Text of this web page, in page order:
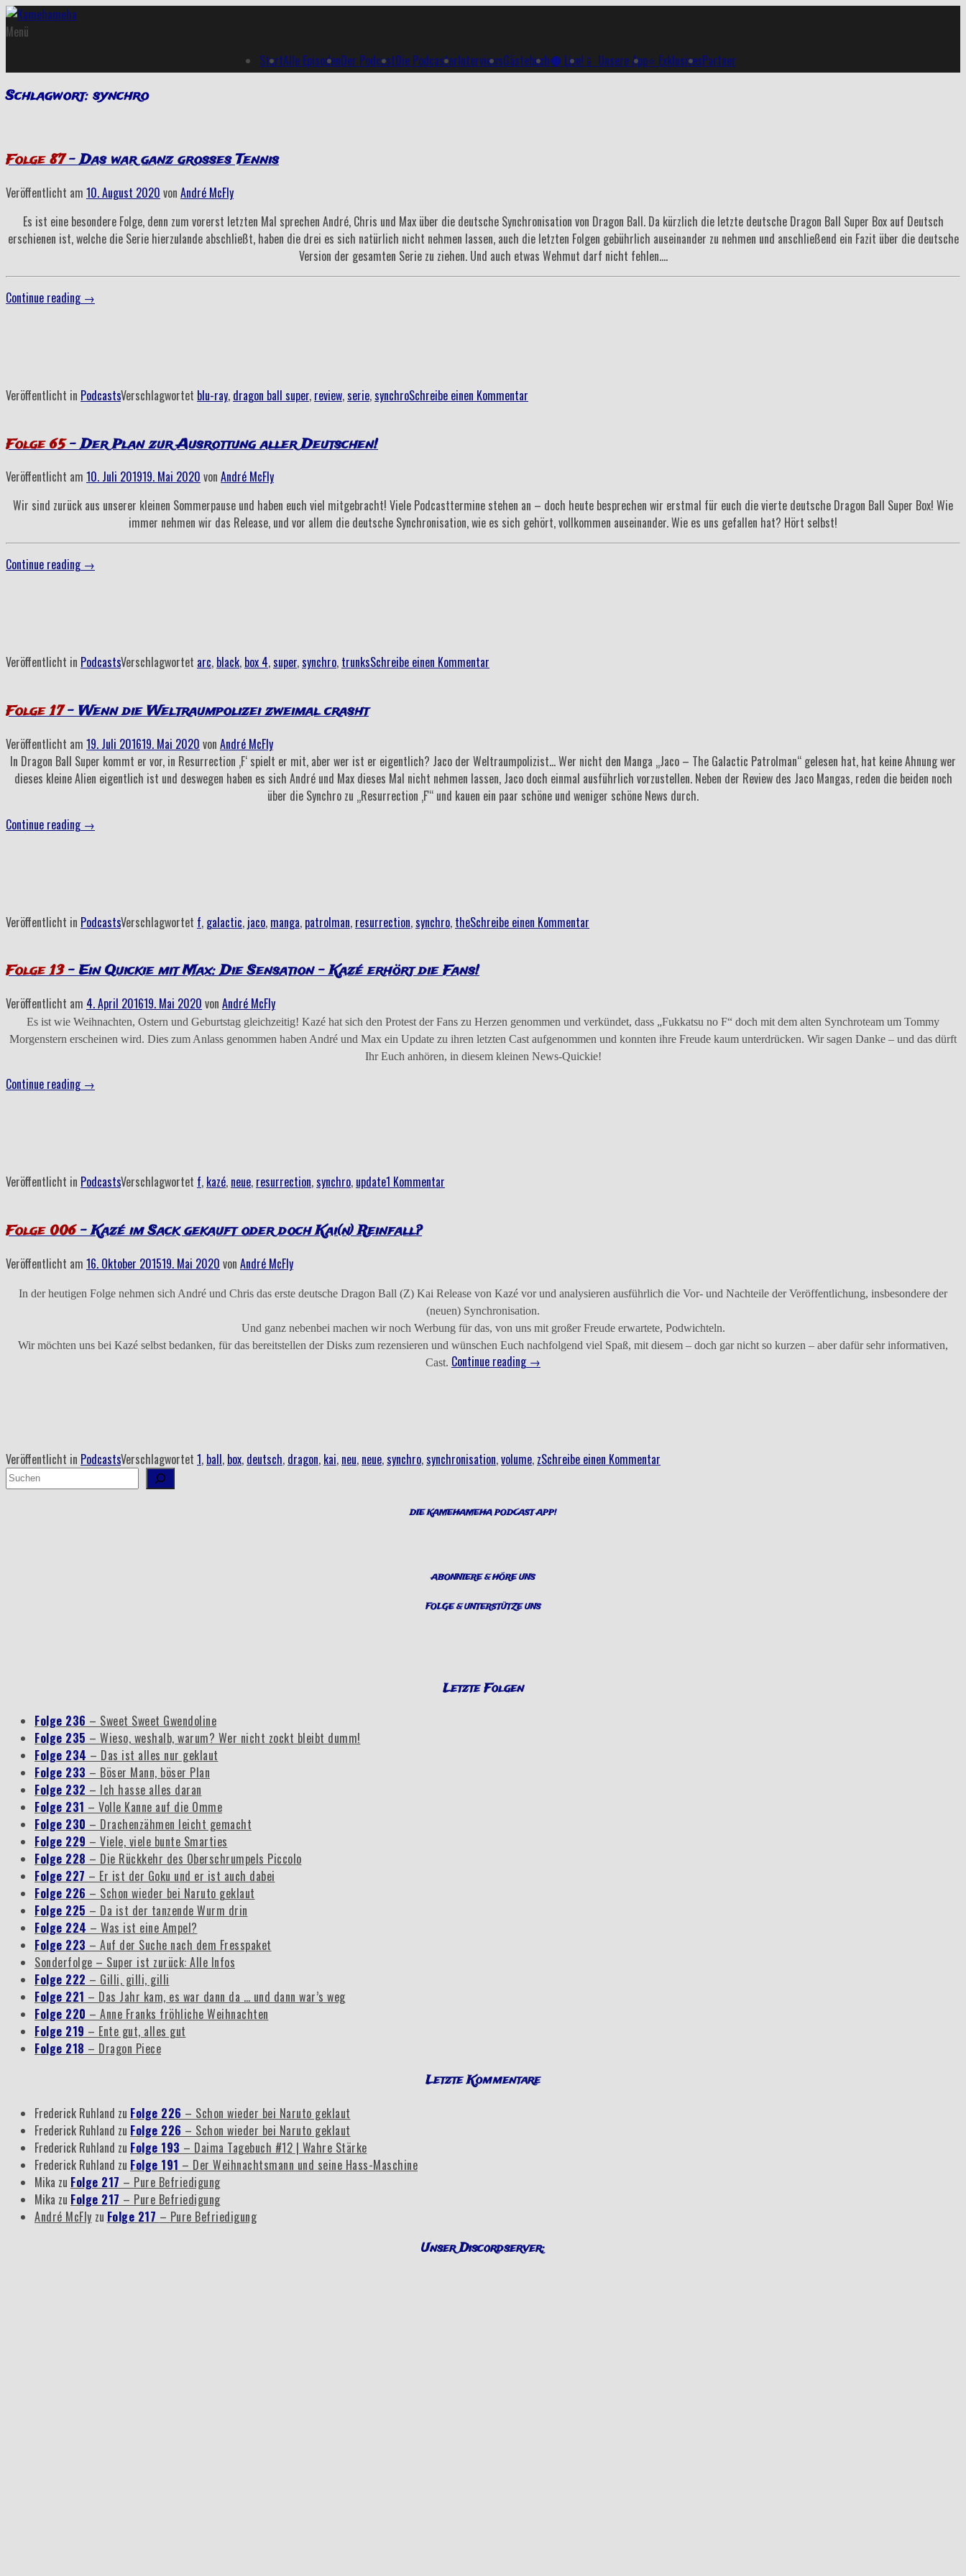
Menü
StartAlle EpisodenDer PodcastDie PodcasterInterviewsGästebuch🔴 Live! 📱 Unsere App⭐ ExklusivesPartner
Schlagwort: synchro
Folge 87– Das war ganz großes Tennis
Veröffentlicht am 10. August 2020 von André McFly
Es ist eine besondere Folge, denn zum vorerst letzten Mal sprechen André, Chris und Max über die deutsche Synchronisation von Dragon Ball. Da kürzlich die letzte deutsche Dragon Ball Super Box auf Deutsch
erschienen ist, welche die Serie hierzulande abschließt, haben die drei es sich natürlich nicht nehmen lassen, auch die letzten Folgen gebührlich auseinander zu nehmen und anschließend ein Fazit über die deutsche
Version der gesamten Serie zu ziehen. Und auch etwas Wehmut darf nicht fehlen….
Continue reading „Folge
großes
→
Veröffentlicht in PodcastsVerschlagwortet blu-ray, dragon ball super, review,serie,synchroSchreibe einen Kommentar
Folge 65– Der Plan zur Ausrottung aller Deutschen!
Veröffentlicht am 10. Juli 201919. Mai 2020 von André McFly
Wir sind zurück aus unserer kleinen Sommerpause und haben euch viel mitgebracht! Viele Podcasttermine stehen an – doch heute besprechen wir erstmal für euch die vierte deutsche Dragon Ball Super Box! Wie
immer nehmen wir das Release, und vor allem die deutsche Synchronisation, wie es sich gehört, vollkommen auseinander. Wie es uns gefallen hat? Hört selbst!
Continue reading „Folge
Ausrottung
Deutschen!“
→
Veröffentlicht in PodcastsVerschlagwortet arc, black, box 4,super,synchro, trunksSchreibe einen Kommentar
Folge 17– Wenn die Weltraumpolizei zweimal crasht
Veröffentlicht am 19. Juli 201619. Mai 2020 von André McFly
In Dragon Ball Super kommt er vor, in Resurrection ‚F‘ spielt er mit, aber wer ist er eigentlich? Jaco der Weltraumpolizist… Wer nicht den Manga „Jaco – The Galactic Patrolman“ gelesen hat, hat keine Ahnung wer
dieses kleine Alien eigentlich ist und deswegen haben es sich André und Max dieses Mal nicht nehmen lassen, Jaco doch einmal ausführlich vorzustellen. Neben der Review des Jaco Mangas, reden die beiden noch
über die Synchro zu „Resurrection ‚F'“ und kauen ein paar schöne und weniger schöne News durch.
Continue reading „Folge
zweimal
→
Veröffentlicht in PodcastsVerschlagwortet f, galactic, jaco, manga, patrolman, resurrection,synchro, theSchreibe einen Kommentar
Folge 13– Ein Quickie mit Max: Die Sensation – Kazé erhört die Fans!
Veröffentlicht am 4. April 201619. Mai 2020 von André McFly
Es ist wie Weihnachten, Ostern und Geburtstag gleichzeitig! Kazé hat sich den Protest der Fans zu Herzen genommen und verkündet, dass „Fukkatsu no F“ doch mit dem alten Synchroteam um Tommy
Morgenstern erscheinen wird. Dies zum Anlass genommen haben André und Max ein Update zu ihren letzten Cast aufgenommen und konnten ihre Freude kaum unterdrücken. Wir sagen Danke – und das dürft
Ihr Euch anhören, in diesem kleinen News-Quickie!
Continue reading „Folge
Max:
Sensation
–
Kazé
erhört
die
→
Veröffentlicht in PodcastsVerschlagwortet f, kazé, neue, resurrection,synchro, update1 Kommentar
Folge 006– Kazé im Sack gekauft oder doch Kai(n) Reinfall?
Veröffentlicht am 16. Oktober 201519. Mai 2020 von André McFly
In der heutigen Folge nehmen sich André und Chris das erste deutsche Dragon Ball (Z) Kai Release von Kazé vor und analysieren ausführlich die Vor- und Nachteile der Veröffentlichung, insbesondere der
(neuen) Synchronisation.
Und ganz nebenbei machen wir noch Werbung für das, von uns mit großer Freude erwartete, Podwichteln.
Wir möchten uns bei Kazé selbst bedanken, für das bereitstellen der Disks zum rezensieren und wünschen Euch nachfolgend viel Spaß, mit diesem – doch gar nicht so kurzen – aber dafür sehr informativen,
Cast. Continue reading „Folge
gekauft
Kai(n)
→
Veröffentlicht in PodcastsVerschlagwortet 1, ball, box, deutsch, dragon, kai, neu, neue,synchro,synchronisation,volume, zSchreibe einen Kommentar
Suchen
DIE KAMEHAMEHA PODCAST APP!
ABONNIERE & HÖRE UNS
FOLGE & UNTERSTÜTZE UNS
Letzte Folgen
Folge 236 – Sweet Sweet Gwendoline
Folge 235 – Wieso, weshalb, warum? Wer nicht zockt bleibt dumm!
Folge 234 – Das ist alles nur geklaut
Folge 233 – Böser Mann, böser Plan
Folge 232 – Ich hasse alles daran
Folge 231 – Volle Kanne auf die Omme
Folge 230 – Drachenzähmen leicht gemacht
Folge 229 – Viele, viele bunte Smarties
Folge 228 – Die Rückkehr des Oberschrumpels Piccolo
Folge 227 – Er ist der Goku und er ist auch dabei
Folge 226 – Schon wieder bei Naruto geklaut
Folge 225 – Da ist der tanzende Wurm drin
Folge 224 – Was ist eine Ampel?
Folge 223 – Auf der Suche nach dem Fresspaket
Sonderfolge – Super ist zurück: Alle Infos
Folge 222 – Gilli, gilli, gilli
Folge 221 – Das Jahr kam, es war dann da … und dann war’s weg
Folge 220 – Anne Franks fröhliche Weihnachten
Folge 219 – Ente gut, alles gut
Folge 218 – Dragon Piece
Letzte Kommentare
Frederick Ruhland zu Folge 226 – Schon wieder bei Naruto geklaut
Frederick Ruhland zu Folge 226 – Schon wieder bei Naruto geklaut
Frederick Ruhland zu Folge 193 – Daima Tagebuch #12 | Wahre Stärke
Frederick Ruhland zu Folge 191 – Der Weihnachtsmann und seine Hass-Maschine
Mika zu Folge 217 – Pure Befriedigung
Mika zu Folge 217 – Pure Befriedigung
André McFly zu Folge 217 – Pure Befriedigung
Unser Discordserver: